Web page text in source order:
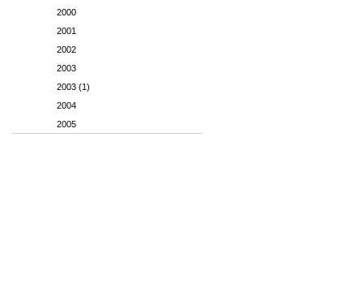
2000
2001
2002
2003
2003 (1)
2004
2005